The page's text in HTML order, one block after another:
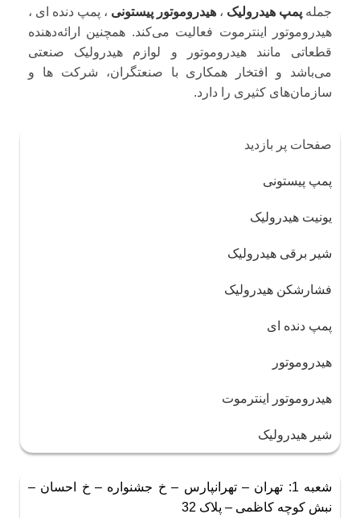
جمله پمپ هیدرولیک ، هیدروموتور پیستونی ، پمپ دنده ای ،
هیدروموتور اینترموت فعالیت می‌کند. همچنین ارائه‌دهنده
قطعاتی مانند هیدروموتور و لوازم هیدرولیک صنعتی
می‌باشد و افتخار همکاری با صنعتگران، شرکت ها و
سازمان‌های کثیری را دارد.
صفحات پر بازدید
پمپ پیستونی
یونیت هیدرولیک
شیر برقی هیدرولیک
فشارشکن هیدرولیک
پمپ دنده ای
هیدروموتور
هیدروموتور اینترموت
شیر هیدرولیک
شعبه 1: تهران – تهرانپارس – خ جشنواره – خ احسان –
نبش کوچه کاظمی – پلاک 32